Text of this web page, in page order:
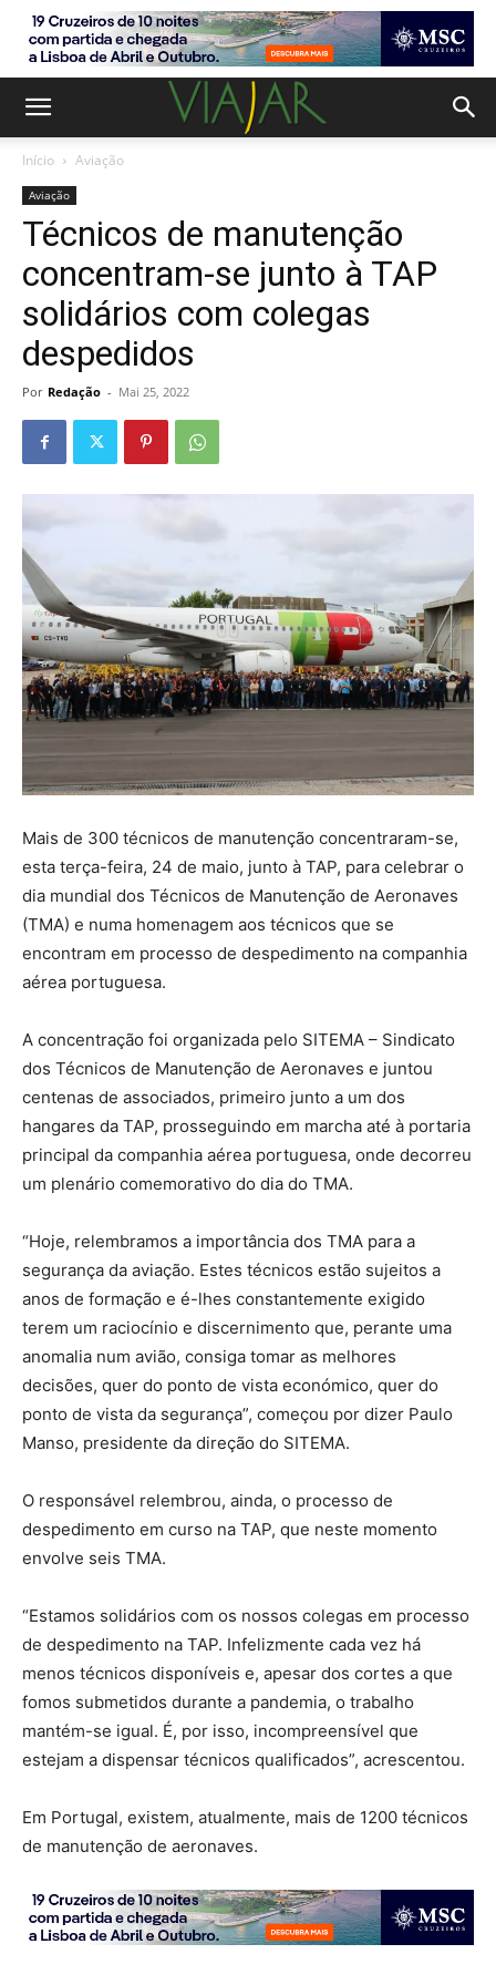
Início Aviação
Aviação
Técnicos de manutenção
concentram-se junto à TAP
solidários com colegas
despedidos
Por Redação - Mai 25, 2022
Mais de 300 técnicos de manutenção concentraram-se,
esta terça-feira, 24 de maio, junto à TAP, para celebrar o
dia mundial dos Técnicos de Manutenção de Aeronaves
(TMA) e numa homenagem aos técnicos que se
encontram em processo de despedimento na companhia
aérea portuguesa.
A concentração foi organizada pelo SITEMA – Sindicato
dos Técnicos de Manutenção de Aeronaves e juntou
centenas de associados, primeiro junto a um dos
hangares da TAP, prosseguindo em marcha até à portaria
principal da companhia aérea portuguesa, onde decorreu
um plenário comemorativo do dia do TMA.
“Hoje, relembramos a importância dos TMA para a
segurança da aviação. Estes técnicos estão sujeitos a
anos de formação e é-lhes constantemente exigido
terem um raciocínio e discernimento que, perante uma
anomalia num avião, consiga tomar as melhores
decisões, quer do ponto de vista económico, quer do
ponto de vista da segurança”, começou por dizer Paulo
Manso, presidente da direção do SITEMA.
O responsável relembrou, ainda, o processo de
despedimento em curso na TAP, que neste momento
envolve seis TMA.
“Estamos solidários com os nossos colegas em processo
de despedimento na TAP. Infelizmente cada vez há
menos técnicos disponíveis e, apesar dos cortes a que
fomos submetidos durante a pandemia, o trabalho
mantém-se igual. É, por isso, incompreensível que
estejam a dispensar técnicos qualificados”, acrescentou.
Em Portugal, existem, atualmente, mais de 1200 técnicos
de manutenção de aeronaves.